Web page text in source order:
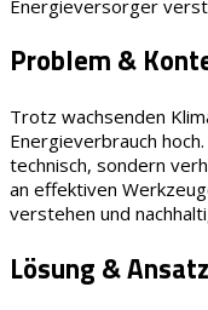
Energieversorger
Problem &
Trotz wachsenden
Energieverbrauch
technisch, sondern
an effektiven
verstehen und
Lösung & Ansatz